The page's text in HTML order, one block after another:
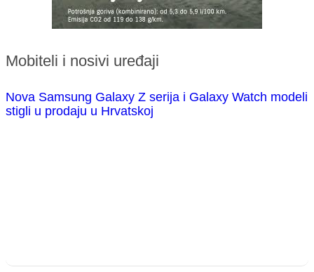
Mobiteli i nosivi uređaji
Nova Samsung Galaxy Z serija i Galaxy Watch modeli
stigli u prodaju u Hrvatskoj